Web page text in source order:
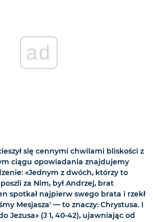
ad
się cennymi chwilami bliskości z
ciągu opowiadania znajdujemy
«Jednym z dwóch, którzy to
za Nim, był Andrzej, brat
spotkał najpierw swego brata i rzekł
Mesjasza' — to znaczy: Chrystusa. I
Jezusa» (J 1, 40-42), ujawniając od